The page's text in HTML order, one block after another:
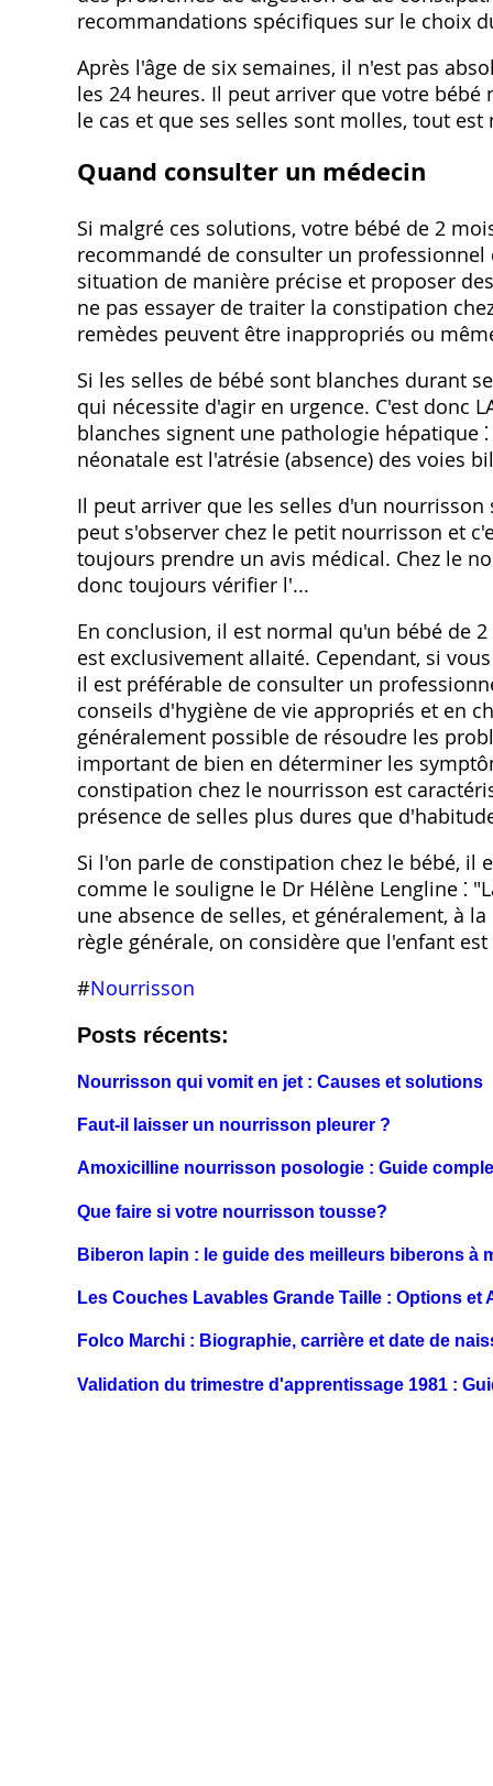
recommandations spécifiques sur le choix
Après l'âge de six semaines, il n'est pas
les 24 heures. Il peut arriver que votre
le cas et que ses selles sont molles, tout
Quand consulter un médecin
Si malgré ces solutions, votre bébé de 2
recommandé de consulter un
situation de manière précise et proposer
ne pas essayer de traiter la constipation
remèdes peuvent être inappropriés ou
Si les selles de bébé sont blanches durant
qui nécessite d'agir en urgence. C'est donc
blanches signent une pathologie hépatique
néonatale est l'atrésie (absence) des voies
Il peut arriver que les selles d'un
peut s'observer chez le petit nourrisson et
toujours prendre un avis médical. Chez le
donc toujours vérifier l'...
En conclusion, il est normal qu'un bébé de
est exclusivement allaité. Cependant, si
il est préférable de consulter un
conseils d'hygiène de vie appropriés et en
généralement possible de résoudre les
important de bien en déterminer les
constipation chez le nourrisson est
présence de selles plus dures que
Si l'on parle de constipation chez le bébé,
comme le souligne le Dr Hélène Lengline ⁚
une absence de selles, et généralement, à
règle générale, on considère que l'enfant
#Nourrisson
Posts récents:
Nourrisson qui vomit en jet : Causes et solutions
Faut-il laisser un nourrisson pleurer ?
Amoxicilline nourrisson posologie : Guide
Que faire si votre nourrisson tousse?
Biberon lapin : le guide des meilleurs biberons à
Les Couches Lavables Grande Taille : Options et
Folco Marchi : Biographie, carrière et date de
Validation du trimestre d'apprentissage 1981 :